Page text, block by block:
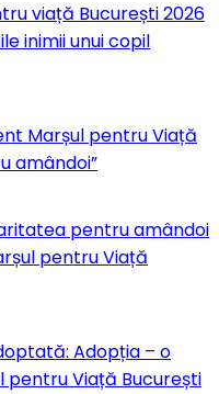
viață București 2026
inimii unui copil
Marșul pentru Viață
amândoi”
pentru amândoi
pentru Viață
Adopția – o
pentru Viață București